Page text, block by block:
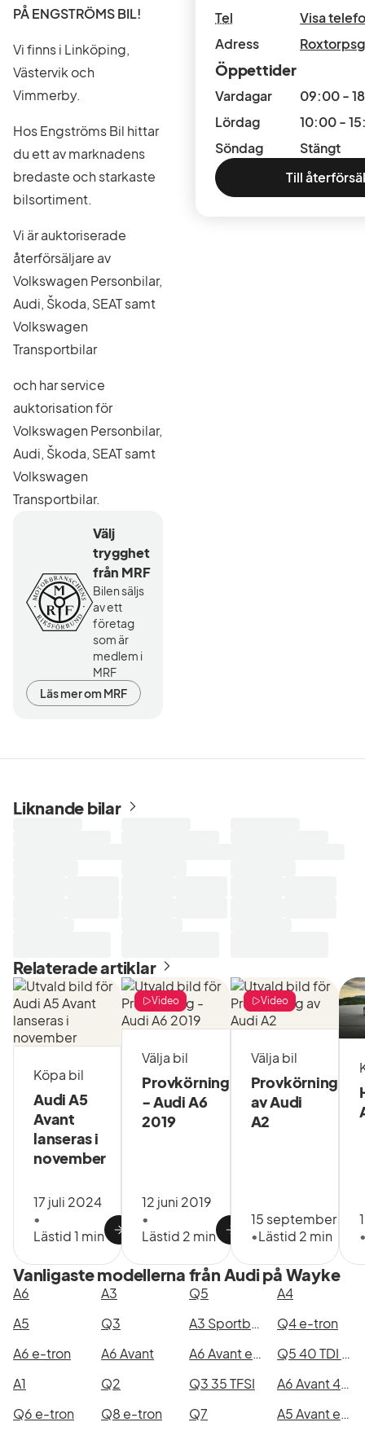
PÅ ENGSTRÖMS BIL!
Vi finns i Linköping,
Västervik och
Vimmerby.
Hos Engströms Bil hittar
du ett av marknadens
bredaste och starkaste
bilsortiment.
Vi är auktoriserade
återförsäljare av
Volkswagen Personbilar,
Audi, Škoda, SEAT samt
Volkswagen
Transportbilar
och har service
auktorisation för
Volkswagen Personbilar,
Audi, Škoda, SEAT samt
Volkswagen
Transportbilar.
Välj
trygghet
från MRF
Bilen säljs
av ett
företag
som är
medlem i
MRF
Läs mer om MRF
Tel
Visa
Adress
Öppettider
Vardagar
09:00 -
Lördag
10:00 -
Söndag
Stängt
Till
Liknande bilar
Relaterade artiklar
Köpa bil
Audi A5
Avant
lanseras i
november
17 juli 2024
•
Lästid 1 min
Välja bil
Provkörning
- Audi A6
2019
12 juni 2019
•
Lästid 2 min
Video
Välja bil
Provkörning
av Audi
A2
15 september
•Lästid 2 min
Video
Vanligaste modellerna från Audi på Wayke
A6 A3 Q5
A4
A5
Q3 A3 Sportback 35 TFSI
Q4 e-tron
A6 e-tron
A6 Avant A6 Avant e-hybrid quattro
Q5 40 TDI quattro
A1
Q2 Q3 35 TFSI
A6 Avant 40 TDI quattro
Q6 e-tron
Q8 e-tron Q7
A5 Avant e-hybrid quattro